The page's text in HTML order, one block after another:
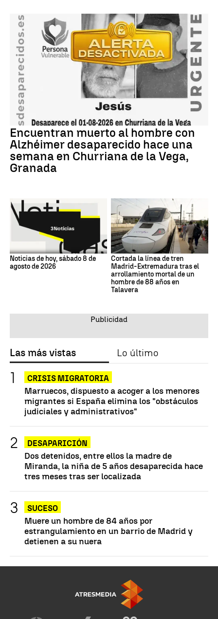
Encuentran muerto al hombre con
Alzhéimer desaparecido hace una
semana en Churriana de la Vega,
Granada
Noticias de hoy, sábado 8 de
agosto de 2026
Cortada la línea de tren
Madrid-Extremadura tras el
arrollamiento mortal de un
hombre de 88 años en
Talavera
Las más vistas Lo último
CRISIS MIGRATORIA
Marruecos, dispuesto a acoger a los menores
migrantes si España elimina los "obstáculos
judiciales y administrativos"
DESAPARICIÓN
Dos detenidos, entre ellos la madre de
Miranda, la niña de 5 años desaparecida hace
tres meses tras ser localizada
SUCESO
Muere un hombre de 84 años por
estrangulamiento en un barrio de Madrid y
detienen a su nuera